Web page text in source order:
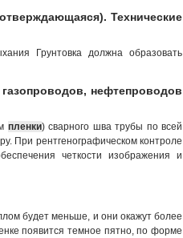
Технические
Грунтовка должна образовать
нефтепроводов
пленки) сварного шва трубы по всей
При рентгенографическом контроле
четкости изображения и
будет меньше, и они окажут более
появится темное пятно, по форме